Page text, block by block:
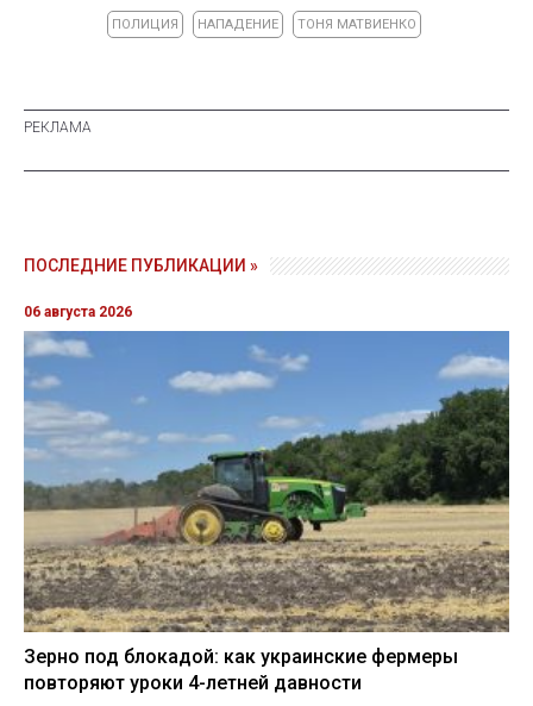
ПОЛИЦИЯ НАПАДЕНИЕ ТОНЯ МАТВИЕНКО
ПОСЛЕДНИЕ ПУБЛИКАЦИИ »
06 августа 2026
Зерно под блокадой: как украинские фермеры
повторяют уроки 4-летней давности